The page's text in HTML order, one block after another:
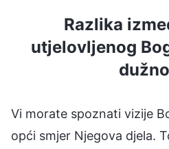
Razlika
utjelovljenog
Vi morate spoznati vizije
opći smjer Njegova djela.